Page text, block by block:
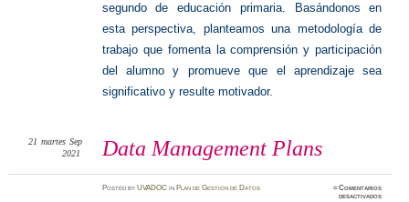
segundo de educación primaria. Basándonos en
esta perspectiva, planteamos una metodología de
trabajo que fomenta la comprensión y participación
del alumno y promueve que el aprendizaje sea
significativo y resulte motivador.
Data Management Plans
21 martes Sep
2021
PostedbyUVADOC in Plan de Gestión de Datos ≈Comentarios
desactivadosen